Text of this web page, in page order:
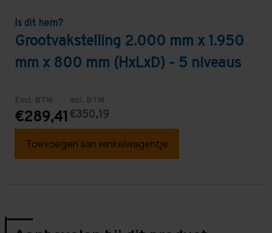
Is dit hem?
Grootvakstelling 2.000 mm x 1.950
mm x 800 mm (HxLxD) - 5 niveaus
Excl. BTW
€289,41
Incl. BTW
€350,19
Toevoegen aan winkelwagentje